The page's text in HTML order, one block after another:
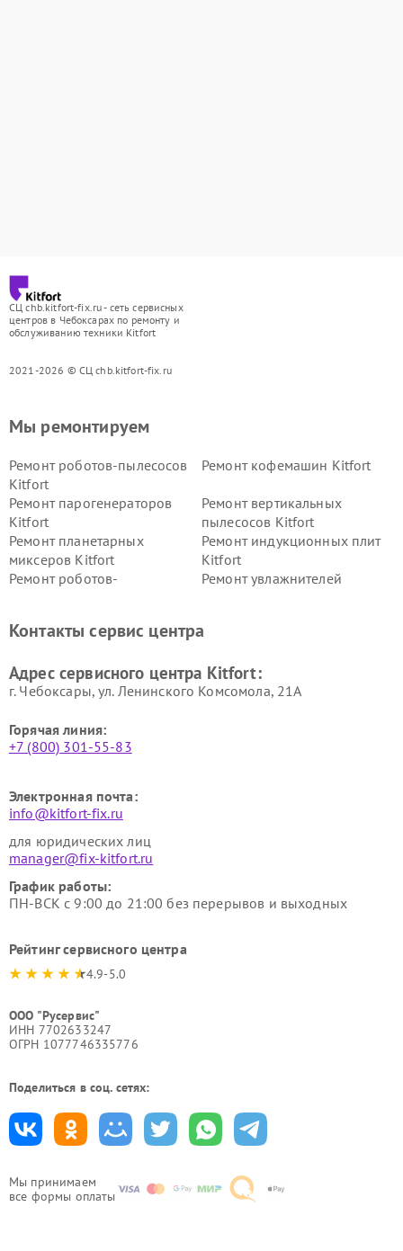
СЦ chb.kitfort-fix.ru - сеть сервисных
центров в Чебоксарах по ремонту и
обслуживанию техники Kitfort
2021-2026 © СЦ chb.kitfort-fix.ru
Мы принимаем
все формы оплаты
Мы ремонтируем
Ремонт роботов-пылесосов
Kitfort
Ремонт кофемашин Kitfort
Ремонт парогенераторов
Kitfort
Ремонт вертикальных
пылесосов Kitfort
Ремонт планетарных
миксеров Kitfort
Ремонт индукционных плит
Kitfort
Ремонт роботов-
Ремонт увлажнителей
Kitfort
Kitfort
Kitfort
Kitfort
Контакты сервис центра
Адрес сервисного центра Kitfort:
г. Чебоксары, ул. Ленинского Комсомола, 21А
Горячая линия:
+7 (800) 301-55-83
Электронная почта:
info@kitfort-fix.ru
для юридических лиц
manager@fix-kitfort.ru
График работы:
ПН-ВСК с 9:00 до 21:00 без перерывов и выходных
Рейтинг сервисного центра
4.9-5.0
ООО "Русервис"
ИНН 7702633247
ОГРН 1077746335776
Поделиться в соц. сетях: